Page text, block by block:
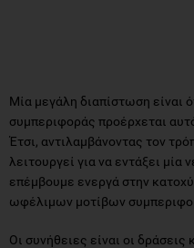
Μία μεγάλη διαπίστωση είναι
συμπεριφοράς προέρχεται
Έτσι, αντιλαμβάνοντας τον
λειτουργεί για να εντάξει μία
επέμβουμε ενεργά στην
ωφέλιμων μοτίβων
Οι συνήθειες είναι οι